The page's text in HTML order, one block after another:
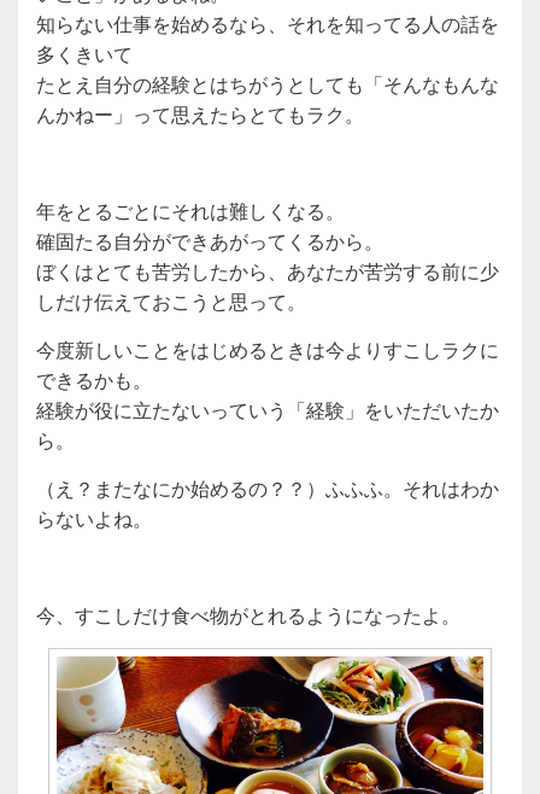
知らない仕事を始めるなら、それを知ってる人の話を
多くきいて
たとえ自分の経験とはちがうとしても「そんなもんな
んかねー」って思えたらとてもラク。
年をとるごとにそれは難しくなる。
確固たる自分ができあがってくるから。
ぼくはとても苦労したから、あなたが苦労する前に少
しだけ伝えておこうと思って。
今度新しいことをはじめるときは今よりすこしラクに
できるかも。
経験が役に立たないっていう「経験」をいただいたか
ら。
（え？またなにか始めるの？？）ふふふ。それはわか
らないよね。
今、すこしだけ食べ物がとれるようになったよ。